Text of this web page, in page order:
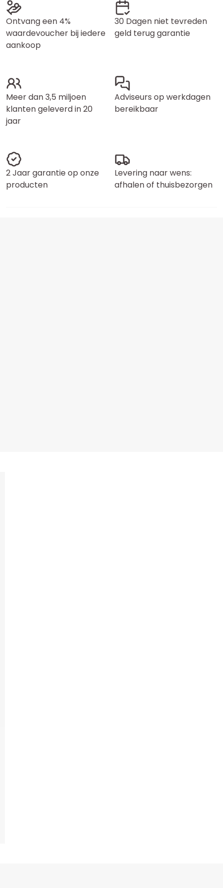
Ontvang een 4%
waardevoucher bij iedere
aankoop
30 Dagen niet tevreden
geld terug garantie
Meer dan 3,5 miljoen
klanten geleverd in 20
jaar
Adviseurs op werkdagen
bereikbaar
2 Jaar garantie op onze
producten
Levering naar wens:
afhalen of thuisbezorgen